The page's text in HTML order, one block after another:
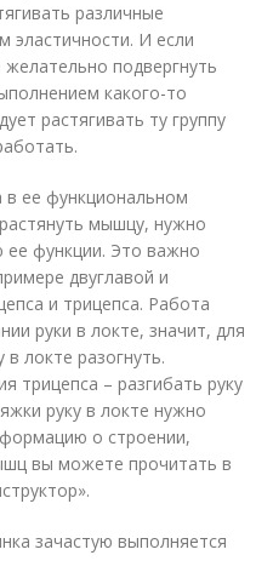
различные
эластичности. И если
подвергнуть
какого-то
растягивать ту группу
ее функциональном
мышцу, нужно
ее функции. Это важно
двуглавой и
и трицепса. Работа
руки в локте, значит, для
локте разогнуть.
трицепса – разгибать руку
руку в локте нужно
о строении,
вы можете прочитать в
зачастую выполняется